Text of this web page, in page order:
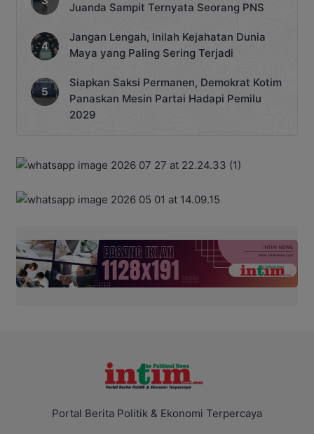
Juanda Sampit Ternyata Seorang PNS
Jangan Lengah, Inilah Kejahatan Dunia
Maya yang Paling Sering Terjadi
Siapkan Saksi Permanen, Demokrat Kotim
Panaskan Mesin Partai Hadapi Pemilu
2029
Portal Berita Politik & Ekonomi Terpercaya